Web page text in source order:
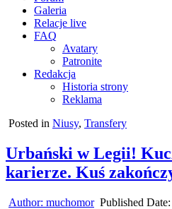
Galeria
Relacje live
FAQ
Avatary
Patronite
Redakcja
Historia strony
Reklama
Posted in Niusy, Transfery
Urbański w Legii!
karierze. Kuś
Author: muchomor Published Date: